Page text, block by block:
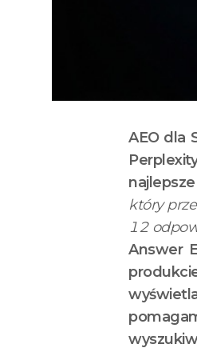
AEO dla
który
12
Answer